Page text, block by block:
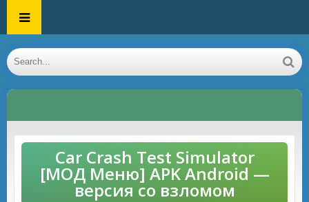
Car Crash Test Simulator
[МОД Меню] APK Android —
версия со взломом